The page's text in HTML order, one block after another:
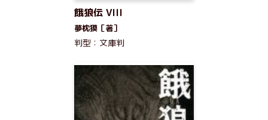
餓狼伝 VIII
夢枕獏［著］
判型：文庫判